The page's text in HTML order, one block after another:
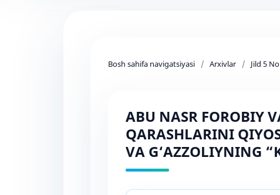
Bosh sahifa navigatsiyasi / Arxivlar / Jild 5
ABU NASR FOROBIY
QARASHLARINI
VA G‘AZZOLIYNING